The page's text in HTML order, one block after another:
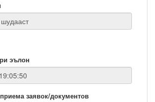
эълон
заявок/документов